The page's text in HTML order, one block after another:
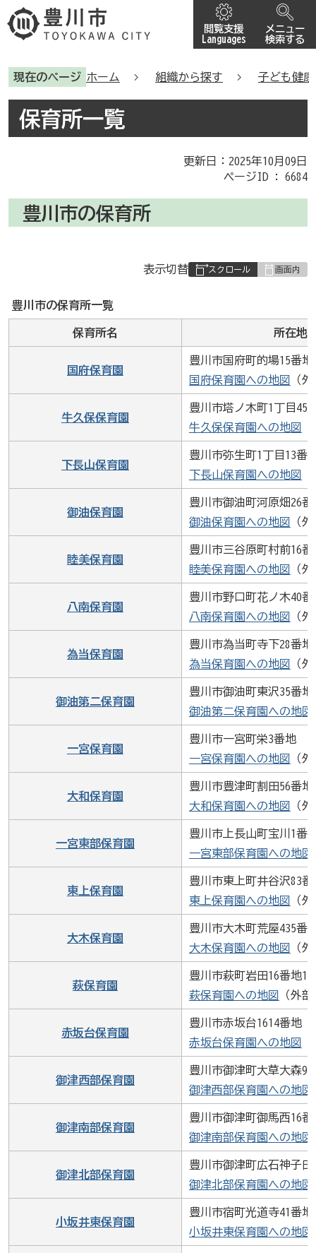
閲覧支援
Languages
メニュー
検索する
現在のページ ホーム 組織から探す 子ども健
保育所一覧
更新日：2025年10月09日
ページID :6684
豊川市の保育所
表
の
表示切替
豊川市の保育所一覧
保育所名 所在地
国府保育園
豊川市国府町的場15番地
国府保育園への地図
（
牛久保保育園
豊川市塔ノ木町1丁目45
牛久保保育園への地図
下長山保育園
豊川市弥生町1丁目13番
下長山保育園への地図
御油保育園
豊川市御油町河原畑26番
御油保育園への地図
（
睦美保育園
豊川市三谷原町村前16番
睦美保育園への地図
（
八南保育園
豊川市野口町花ノ木40番
八南保育園への地図
（
為当保育園
豊川市為当町寺下28番地
為当保育園への地図
（
御油第二保育園
豊川市御油町東沢35番地
御油第二保育園への地図
一宮保育園
豊川市一宮町栄3番地
一宮保育園への地図
（
大和保育園
豊川市豊津町割田56番地
大和保育園への地図
（
一宮東部保育園
豊川市上長山町宝川1番
一宮東部保育園への地図
東上保育園
豊川市東上町井谷沢83番
東上保育園への地図
（
大木保育園
豊川市大木町荒屋435番
大木保育園への地図
（
萩保育園
豊川市萩町岩田16番地1
萩保育園への地図
（外
赤坂台保育園
豊川市赤坂台1614番地
赤坂台保育園への地図
御津西部保育園
豊川市御津町大草大森96
御津西部保育園への地図
御津南部保育園
豊川市御津町御馬西16番
御津南部保育園への地図
御津北部保育園
豊川市御津町広石神子田
御津北部保育園への地図
小坂井東保育園
豊川市宿町光道寺41番地
小坂井東保育園への地図